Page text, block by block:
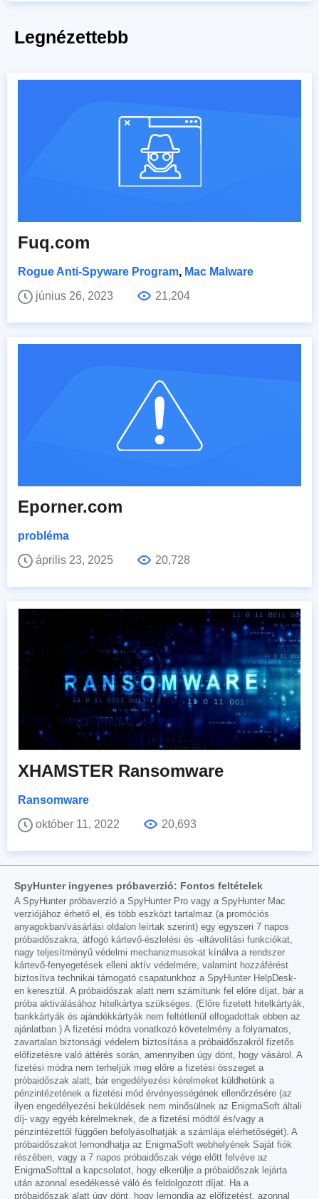
Legnézettebb
Fuq.com
Rogue Anti-Spyware Program, Mac Malware
június 26, 2023
21,204
Eporner.com
probléma
április 23, 2025
20,728
XHAMSTER Ransomware
Ransomware
október 11, 2022
20,693
SpyHunter ingyenes próbaverzió: Fontos feltételek
A SpyHunter próbaverzió a SpyHunter Pro vagy a SpyHunter Mac
verziójához érhető el, és több eszközt tartalmaz (a promóciós
anyagokban/vásárlási oldalon leírtak szerint) egy egyszeri 7 napos
próbaidőszakra, átfogó kártevő-észlelési és -eltávolítási funkciókat,
nagy teljesítményű védelmi mechanizmusokat kínálva a rendszer
kártevő-fenyegetések elleni aktív védelmére, valamint hozzáférést
biztosítva technikai támogató csapatunkhoz a SpyHunter HelpDesk-
en keresztül. A próbaidőszak alatt nem számítunk fel előre díjat, bár a
próba aktiválásához hitelkártya szükséges. (Előre fizetett hitelkártyák,
bankkártyák és ajándékkártyák nem feltétlenül elfogadottak ebben az
ajánlatban.) A fizetési módra vonatkozó követelmény a folyamatos,
zavartalan biztonsági védelem biztosítása a próbaidőszakról fizetős
előfizetésre való áttérés során, amennyiben úgy dönt, hogy vásárol. A
fizetési módra nem terheljük meg előre a fizetési összeget a
próbaidőszak alatt, bár engedélyezési kérelmeket küldhetünk a
pénzintézetének a fizetési mód érvényességének ellenőrzésére (az
ilyen engedélyezési beküldések nem minősülnek az EnigmaSoft általi
díj- vagy egyéb kérelmeknek, de a fizetési módtól és/vagy a
pénzintézettől függően befolyásolhatják a számlája elérhetőségét). A
próbaidőszakot lemondhatja az EnigmaSoft webhelyének Saját fiók
részében, vagy a 7 napos próbaidőszak vége előtt felvéve az
EnigmaSofttal a kapcsolatot, hogy elkerülje a próbaidőszak lejárta
után azonnal esedékessé váló és feldolgozott díjat. Ha a
próbaidőszak alatt úgy dönt, hogy lemondja az előfizetést, azonnal